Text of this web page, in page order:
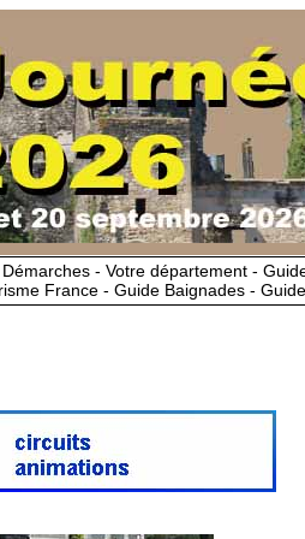
- Votre département -
France - Guide Baignades -